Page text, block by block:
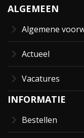
ALGEMEEN
Algemene
Actueel
Vacatures
INFORMATIE
Bestellen